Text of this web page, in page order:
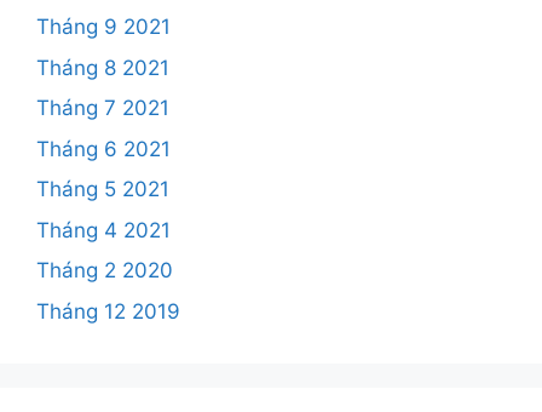
Tháng 9 2021
Tháng 8 2021
Tháng 7 2021
Tháng 6 2021
Tháng 5 2021
Tháng 4 2021
Tháng 2 2020
Tháng 12 2019